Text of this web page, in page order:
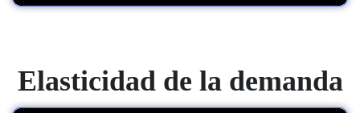
Elasticidad de la demanda